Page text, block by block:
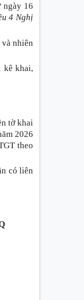
ngày 16
4 Nghị
và nhiên
kê khai,
tờ khai
2026
theo
có liên